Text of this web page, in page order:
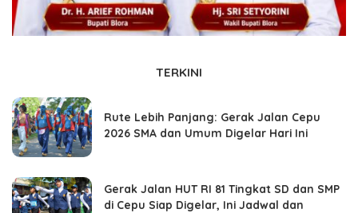
TERKINI
Rute Lebih Panjang: Gerak Jalan Cepu
2026 SMA dan Umum Digelar Hari Ini
Gerak Jalan HUT RI 81 Tingkat SD dan SMP
di Cepu Siap Digelar, Ini Jadwal dan